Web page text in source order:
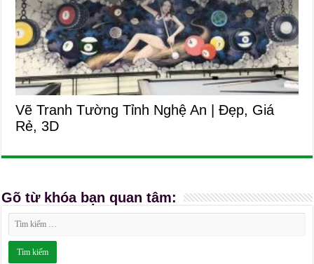
Vẽ Tranh Tường Tỉnh Nghệ An | Đẹp, Giá
Rẻ, 3D
Gõ từ khóa bạn quan tâm: